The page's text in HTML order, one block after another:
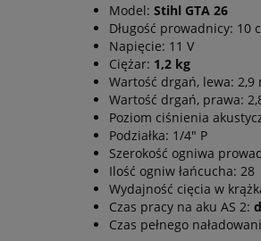
Model: Stihl GTA 26
Długość prowadnicy: 10
Napięcie: 11 V
Ciężar: 1,2 kg
Wartość drgań, lewa: 2,9
Wartość drgań, prawa:
Poziom ciśnienia
Podziałka: 1/4" P
Szerokość ogniwa
Ilość ogniw łańcucha: 28
Wydajność cięcia w
Czas pracy na aku AS 2:
Czas pełnego